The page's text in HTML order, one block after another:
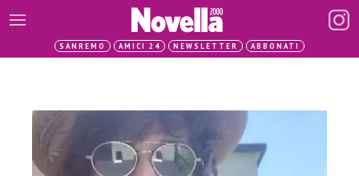
SANREMO AMICI 24 NEWSLETTER ABBONATI